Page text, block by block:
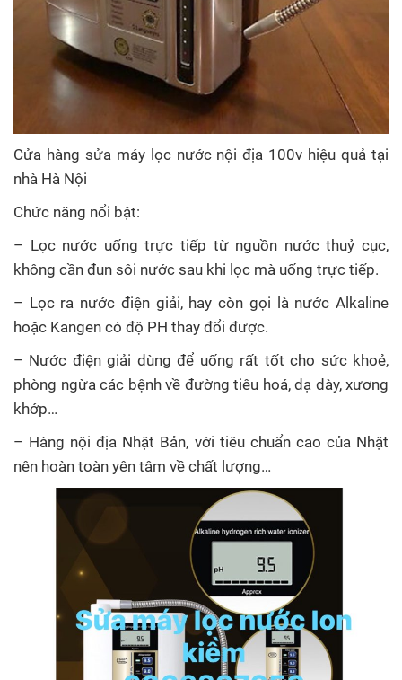
Cửa hàng sửa máy lọc nước nội địa 100v hiệu quả tại
nhà Hà Nội
Chức năng nổi bật:
– Lọc nước uống trực tiếp từ nguồn nước thuỷ cục,
không cần đun sôi nước sau khi lọc mà uống trực tiếp.
– Lọc ra nước điện giải, hay còn gọi là nước Alkaline
hoặc Kangen có độ PH thay đổi được.
– Nước điện giải dùng để uống rất tốt cho sức khoẻ,
phòng ngừa các bệnh về đường tiêu hoá, dạ dày, xương
khớp…
– Hàng nội địa Nhật Bản, với tiêu chuẩn cao của Nhật
nên hoàn toàn yên tâm về chất lượng…